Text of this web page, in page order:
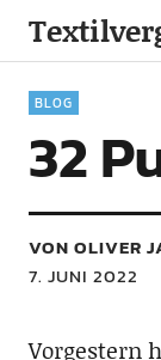
BLOG
32
VON OLIVER
7. JUNI 2022
Vorgestern